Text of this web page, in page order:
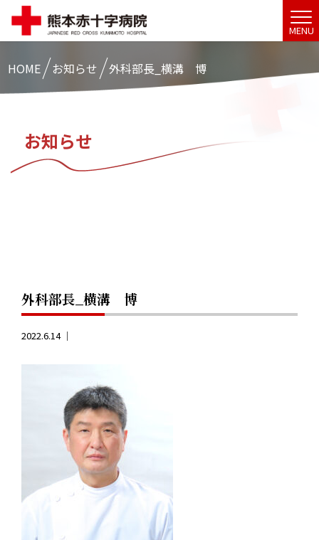
MENU
HOME お知らせ 外科部長_横溝 博
お知らせ
外科部長_横溝 博
2022.6.14 ｜